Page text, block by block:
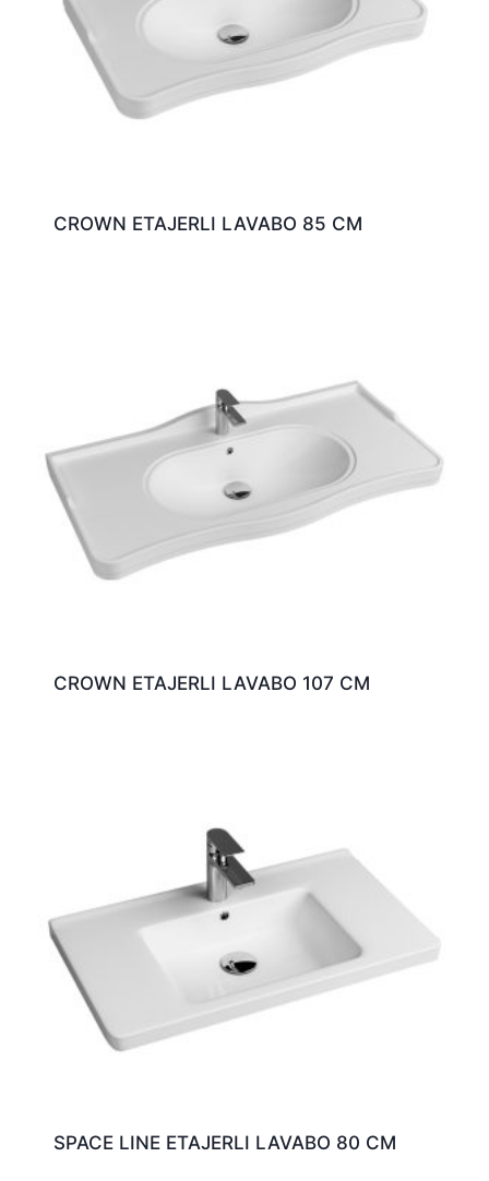
CROWN ETAJERLI LAVABO 85 CM
CROWN ETAJERLI LAVABO 107 CM
SPACE LINE ETAJERLI LAVABO 80 CM